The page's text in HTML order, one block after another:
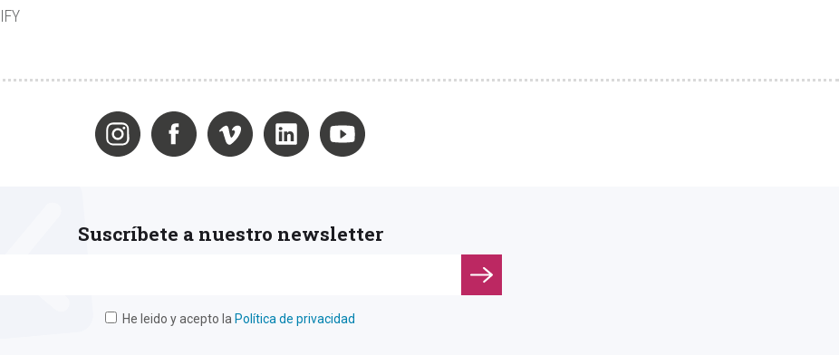
Suscríbete a nuestro newsletter
He leido y acepto la Política de privacidad